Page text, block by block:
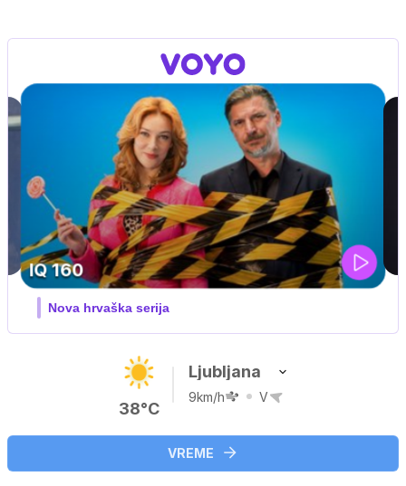
DOSJE JARAK
3. sezona dokumentarne serije
38°C
Ljubljana
9km/h V
VREME